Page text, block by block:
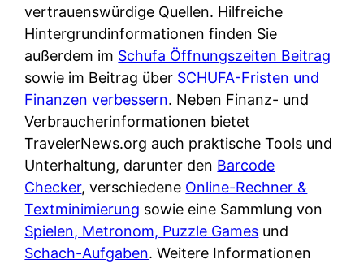
a
n
k
k
a
r
t
e
n
M
I
R
o
s
t
e
n
l
o
s
u
n
d
w
r
m
a
a
m
p
r
i
v
a
t
e
vertrauenswürdige Quellen. Hilfreiche
Hintergrundinformationen finden Sie
außerdem im Schufa Öffnungszeiten Beitrag
sowie im Beitrag über SCHUFA-Fristen und
Finanzen verbessern. Neben Finanz- und
Verbraucherinformationen bietet
TravelerNews.org auch praktische Tools und
Unterhaltung, darunter den Barcode
Checker, verschiedene Online-Rechner &
Textminimierung sowie eine Sammlung von
Spielen, Metronom, Puzzle Games und
Schach-Aufgaben. Weitere Informationen